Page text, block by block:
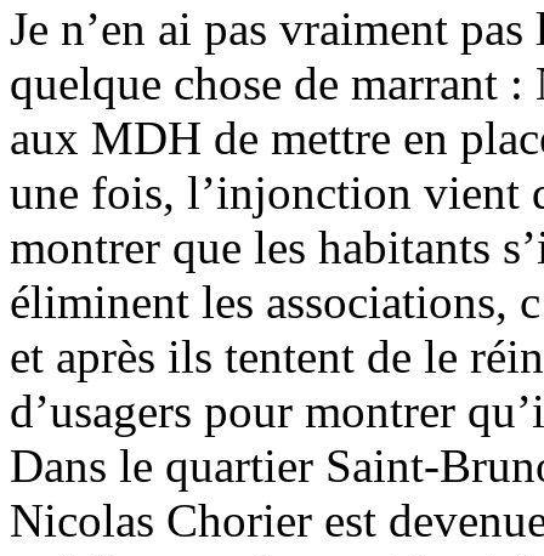
Je n’en ai pas vraiment
quelque chose de marrant
aux MDH de mettre en
une fois, l’injonction vient
montrer que les habitants
éliminent les associations,
et après ils tentent de le
d’usagers pour montrer
Dans le quartier Saint-
Nicolas Chorier est